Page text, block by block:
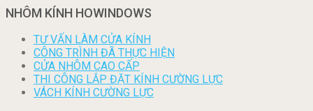
NHÔM KÍNH HOWINDOWS
TƯ VẤN LÀM CỬA KÍNH
CÔNG TRÌNH ĐÃ THỰC HIỆN
CỬA NHÔM CAO CẤP
THI CÔNG LẮP ĐẶT KÍNH CƯỜNG LỰC
VÁCH KÍNH CƯỜNG LỰC